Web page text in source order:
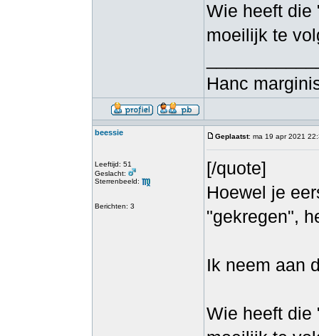
Wie heeft die
moeilijk te
Hanc
beessie
Leeftijd: 51
Geslacht:
Sterrenbeeld:
Berichten: 3
Geplaatst: ma 19 apr 2021
[/quote]
Hoewel je
"gekregen",
Ik neem aan
Wie heeft die